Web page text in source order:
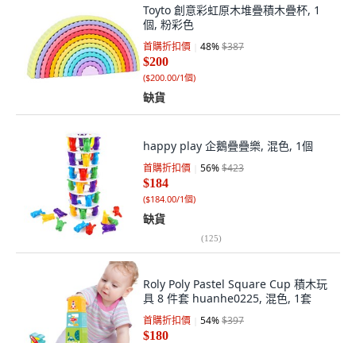
Toyto 創意彩虹原木堆疊積木疊杯, 1
個, 粉彩色
首購折扣價 48%$387
$200
($200.00/1個)
缺貨
happy play 企鵝疊疊樂, 混色, 1個
首購折扣價 56%$423
$184
($184.00/1個)
缺貨
(125)
Roly Poly Pastel Square Cup 積木玩
具 8 件套 huanhe0225, 混色, 1套
首購折扣價 54%$397
$180